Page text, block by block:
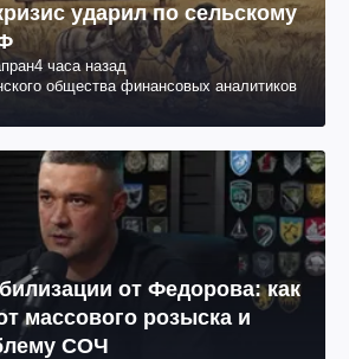
ударил по сельскому
4 часа назад
общества финансовых аналитиков
от Федорова: как
массового розыска и
СОЧ